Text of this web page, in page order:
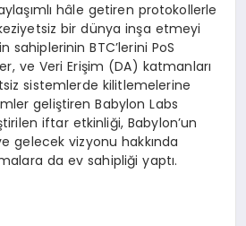
hâle getiren protokollerle
bir dünya inşa etmeyi
BTC’lerini PoS
ve Veri Erişim (DA) katmanları
sistemlerde kilitlemelerine
geliştiren Babylon Labs
iftar etkinliği, Babylon’un
gelecek vizyonu hakkında
da ev sahipliği yaptı.